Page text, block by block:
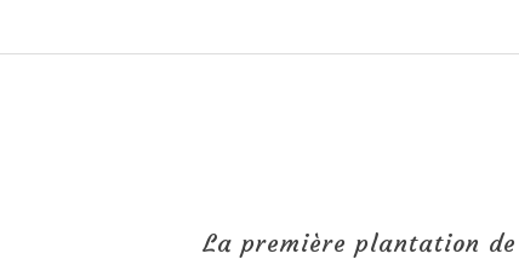
La première plantation